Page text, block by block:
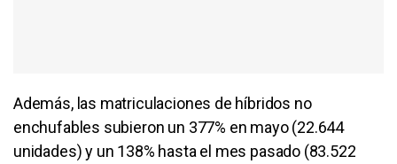
Además, las matriculaciones de híbridos no
enchufables subieron un 377% en mayo (22.644
unidades) y un 138% hasta el mes pasado (83.522